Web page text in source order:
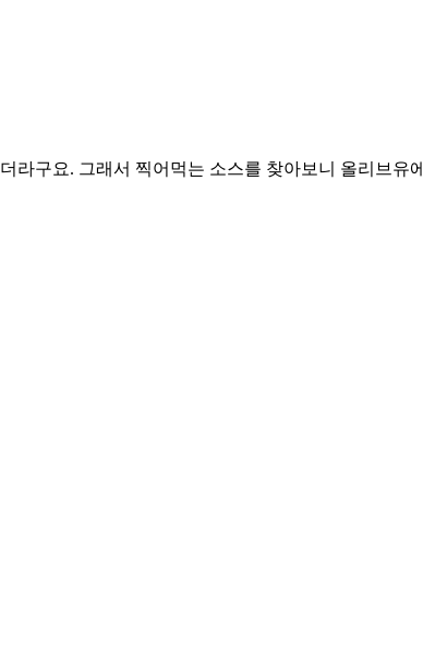
라구요. 그래서 찍어먹는 소스를 찾아보니 올리브